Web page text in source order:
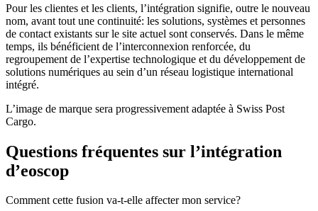
Pour les clientes et les clients, l’intégration signifie, outre le nouveau
nom, avant tout une continuité: les solutions, systèmes et personnes
de contact existants sur le site actuel sont conservés. Dans le même
temps, ils bénéficient de l’interconnexion renforcée, du
regroupement de l’expertise technologique et du développement de
solutions numériques au sein d’un réseau logistique international
intégré.
L’image de marque sera progressivement adaptée à Swiss Post
Cargo.
Questions fréquentes sur l’intégration
d’eoscop
Comment cette fusion va-t-elle affecter mon service?